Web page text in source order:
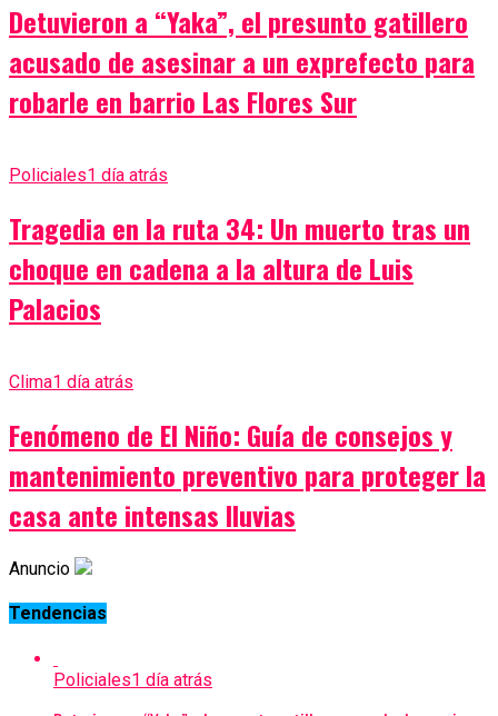
Detuvieron a “Yaka”, el presunto gatillero
acusado de asesinar a un exprefecto para
robarle en barrio Las Flores Sur
Policiales1 día atrás
Tragedia en la ruta 34: Un muerto tras un
choque en cadena a la altura de Luis
Palacios
Clima1 día atrás
Fenómeno de El Niño: Guía de consejos y
mantenimiento preventivo para proteger la
casa ante intensas lluvias
Anuncio
Tendencias
Policiales1 día atrás